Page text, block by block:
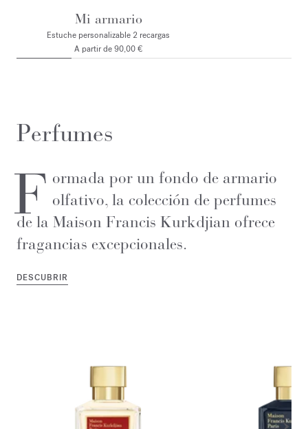
Mi armario
Estuche personalizable 2 recargas
A partir de 90,00 €
Perfumes
F ormada por un fondo de armario
olfativo, la colección de perfumes
de la Maison Francis Kurkdjian ofrece
fragancias excepcionales.
DESCUBRIR